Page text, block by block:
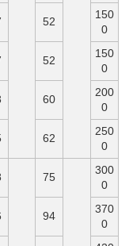
52
150
0
52
150
0
60
200
0
62
250
0
75
300
0
94
370
0